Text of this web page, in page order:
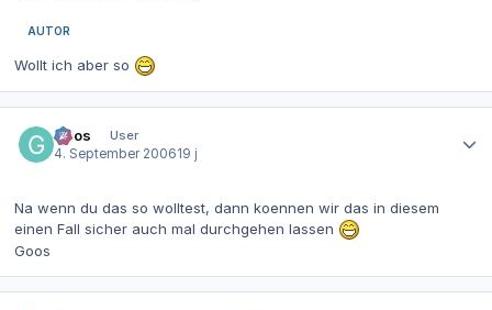
AUTOR
Wollt ich aber so
Goos
User
4. September 200619 j
Na wenn du das so wolltest, dann koennen wir das in diesem
einen Fall sicher auch mal durchgehen lassen
Goos